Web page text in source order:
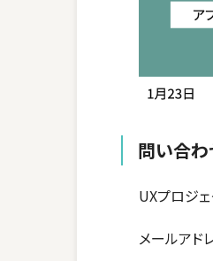
問い合わ
UXプロジ
メールアド